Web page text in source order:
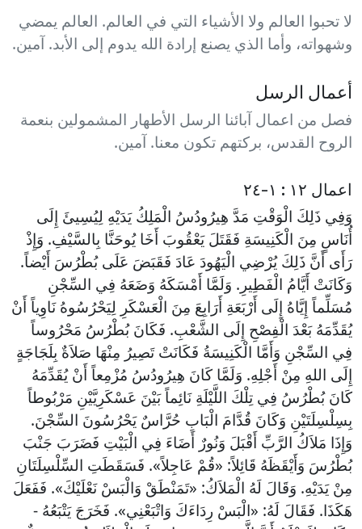
لا تحبوا العالم ولا الأشياء التي في العالم. العالم يمضي
وشهواته، وأما الذي يصنع إرادة الله يدوم إلى الأبد. آمين.
أعمال الرسل
فصل من اعمال آبائنا الرسل الأطهار المشمولين بنعمة
الروح القدس، بركتهم تكون معنا. آمين.
اعمال ١٢ : ١-٢٤
وَفِي ذَلِكَ الْوَقْتِ مَدَّ هِيرُودُسُ الْمَلِكُ يَدَيْهِ لِيُسِيئَ إِلَى
أُنَاسٍ مِنَ الْكَنِيسَةِ فَقَتَلَ يَعْقُوبَ أَخَا يُوحَنَّا بِالسَّيْفِ. وَإِذْ
رَأَى أَنَّ ذَلِكَ يُرْضِي الْيَهُودَ عَادَ فَقَبَضَ عَلَى بُطْرُسَ أَيْضاً.
وَكَانَتْ أَيَّامُ الْفَطِيرِ. وَلَمَّا أَمْسَكَهُ وَضَعَهُ فِي السِّجْنِ
مُسَلِّماً إِيَّاهُ إِلَى أَرْبَعَةِ أَرَابِعَ مِنَ الْعَسْكَرِ لِيَحْرُسُوهُ نَاوِياً أَنْ
يُقَدِّمَهُ بَعْدَ الْفِصْحِ إِلَى الشَّعْبِ. فَكَانَ بُطْرُسُ مَحْرُوساً
فِي السِّجْنِ وَأَمَّا الْكَنِيسَةُ فَكَانَتْ تَصِيرُ مِنْهَا صَلاَةٌ بِلَجَاجَةٍ
إِلَى اللهِ مِنْ أَجْلِهِ. وَلَمَّا كَانَ هِيرُودُسُ مُزْمِعاً أَنْ يُقَدِّمَهُ
كَانَ بُطْرُسُ فِي تِلْكَ اللَّيْلَةِ نَائِماً بَيْنَ عَسْكَرِيَّيْنِ مَرْبُوطاً
بِسِلْسِلَتَيْنِ وَكَانَ قُدَّامَ الْبَابِ حُرَّاسٌ يَحْرُسُونَ السِّجْنَ.
وَإِذَا مَلاَكُ الرَّبِّ أَقْبَلَ وَنُورٌ أَضَاءَ فِي الْبَيْتِ فَضَرَبَ جَنْبَ
بُطْرُسَ وَأَيْقَظَهُ قَائِلاً: «قُمْ عَاجِلاً». فَسَقَطَتِ السِّلْسِلَتَانِ
مِنْ يَدَيْهِ. وَقَالَ لَهُ الْمَلاَكُ: «تَمَنْطَقْ وَالْبَسْ نَعْلَيْكَ». فَفَعَلَ
هَكَذَا. فَقَالَ لَهُ: «الْبَسْ رِدَاءَكَ وَاتْبَعْنِي». فَخَرَجَ يَتْبَعُهُ -